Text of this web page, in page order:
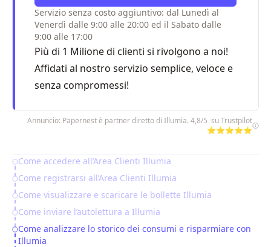
Servizio senza costo aggiuntivo: dal Lunedì al
Venerdì dalle 9:00 alle 20:00 ed il Sabato dalle
9:00 alle 17:00
Più di 1 Milione di clienti si rivolgono a noi!
Affidati al nostro servizio semplice, veloce e
senza compromessi!
Annuncio: Papernest è partner diretto di Illumia. 4,8/5 su Trustpilot
⭐⭐⭐⭐⭐
Table of Contents
Come accedere all’Area Clienti Illumia
Come registrarsi all’Area Clienti Illumia
Come visualizzare e scaricare le bollette Illumia
Come inviare l’autolettura a Illumia
Come analizzare lo storico dei consumi e risparmiare con
Illumia